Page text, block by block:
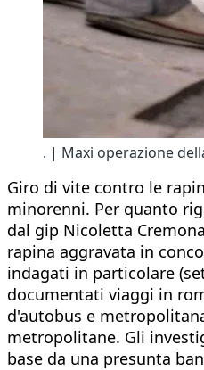
. | Maxi operazione
Giro di vite contro le
minorenni. Per quanto
dal gip Nicoletta
rapina aggravata in
indagati in particolare
documentati viaggi in
d'autobus e
metropolitane. Gli
base da una presunta